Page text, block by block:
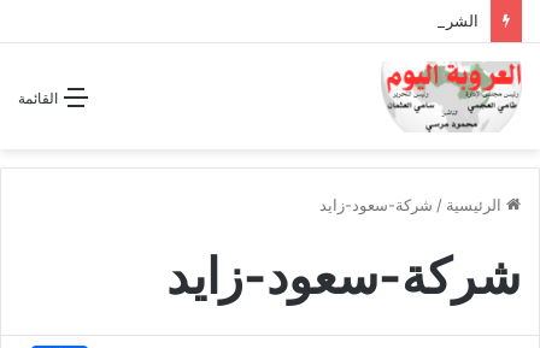
القائمة
الرئيسية / شركة-سعود-زايد
شركة-سعود-زايد